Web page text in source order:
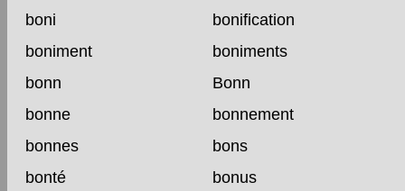
boni
bonification
boniment
boniments
bonn
Bonn
bonne
bonnement
bonnes
bons
bonté
bonus